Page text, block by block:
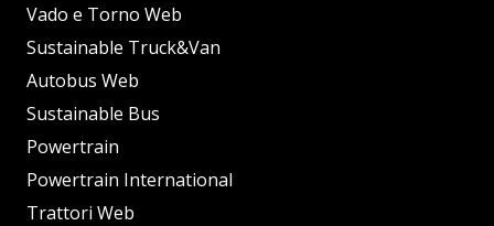
Vado e Torno Web
Sustainable Truck&Van
Autobus Web
Sustainable Bus
Powertrain
Powertrain International
Trattori Web